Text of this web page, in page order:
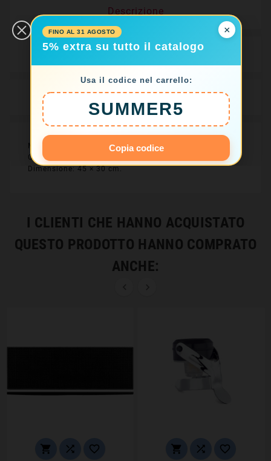
Descrizione
Dettagli del prodotto
Recensioni
Materiale: Gomma Naturale
Colore: Nero
Dimensione: 45 × 30 cm.
I CLIENTI CHE HANNO ACQUISTATO
QUESTO PRODOTTO HANNO COMPRATO
ANCHE:
     
×
FINO AL 31 AGOSTO
5% extra su tutto il catalogo
Usa il codice nel carrello:
SUMMER5
Copia codice